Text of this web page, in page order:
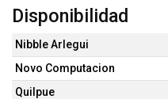
Disponibilidad
Nibble Arlegui
Novo Computacion
Quilpue